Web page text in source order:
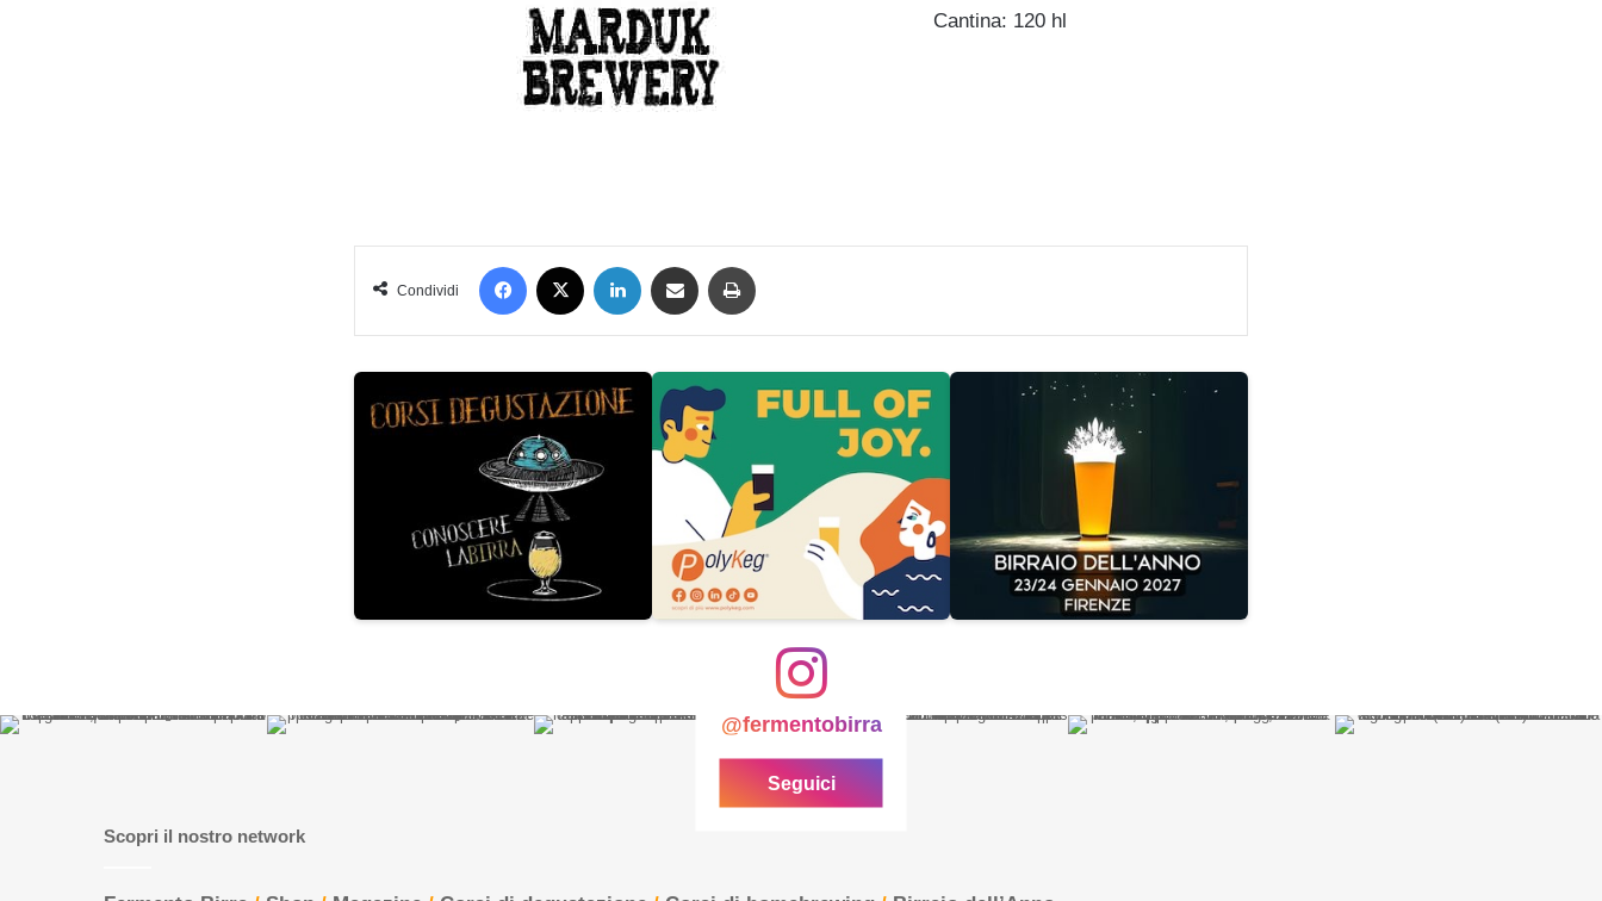
Cantina: 120 hl
Condividi
Facebook LinkedIn Condividi via mail
@fermentobirra
Seguici
Scopri il nostro network